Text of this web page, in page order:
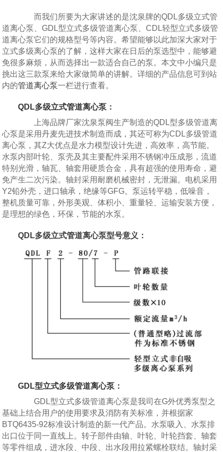
而我们所要为大家讲述的是沈泉牌的QDL多级立式管
道离心泵、GDL型立式多级管道离心泵、CDL轻型立式多级管
道离心泵它们的规格型号等内容。希望能够以此加深大家对于
立式多级离心泵的了解，这样大家在日后的泵选型中，能够避
免很多麻烦，从而选择出一款适合自己的泵。本文中小编只是
挑出这三款泵来给大家做简单的讲解。详细的产品信息可到站
内的管道离心泵一栏进行查看。
QDL多级立式管道离心泵 ：
上海品牌厂家沈泉泵阀生产制造的QDL型多级管道离
心泵是采用丹麦先进技术制造而成，其还可称为CDL多级管道
离心泵，其Z大优点是水力模型设计先进，高效率，高节能。
水泵内部叶轮、泵壳及其主要配件采用不锈钢冲压成形，流道
特别光滑，轴瓦、轴套用硬质合金，具有超强的使用寿命，避
免产生二次污染。轴封采用耐磨机械密封，无泄漏。电机采用
Y2铅外壳，进口轴承，绝缘等GFG。泵运转平稳，低噪音，
整机质量可靠，外形美观、体积小、重量轻、运输安装方便，
是理想的绿色，环保，节能的水泵。
QDL多级立式管道离心泵型号意义：
GDL型立式多级管道离心泵 ：
GDL型立式多级管道离心泵是我司在G外优秀泵型之
基础上结合用户的使用要求及消防有关标准，并根据家
BTQ6435-92标准设计制造的新一代产品。水泵吸入、水泵排
出口位于同一直线上。转子部件由轴、叶轮、叶轮挡套、轴套
等零件组成，进水段、中段、出水段用拉紧螺栓联结。轴封采